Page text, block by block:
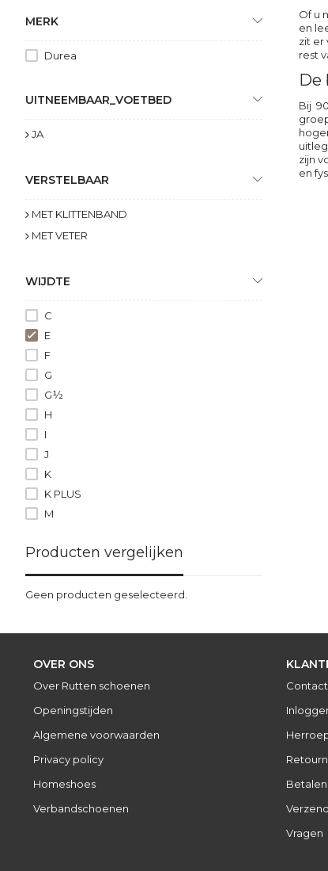
Of u
en
zit er
rest
De
Bij
zijn
en
MERK
Durea
UITNEEMBAAR_VOETBED
JA
VERSTELBAAR
MET KLITTENBAND
MET VETER
WIJDTE
C
E
F
G
G½
H
I
J
K
K PLUS
M
Producten vergelijken
Geen producten geselecteerd.
OVER ONS
Over Rutten schoenen
Openingstijden
Algemene voorwaarden
Privacy policy
Homeshoes
Verbandschoenen
Contact
Betalen
Vragen